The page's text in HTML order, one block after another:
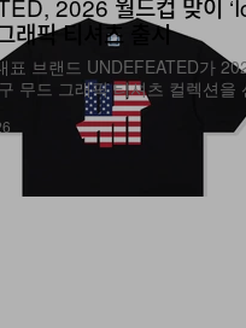
2026 월드컵 맞이
래픽 티셔츠 출시
표 브랜드 UNDEFEATED가
무드 그래픽 티셔츠 컬렉션을